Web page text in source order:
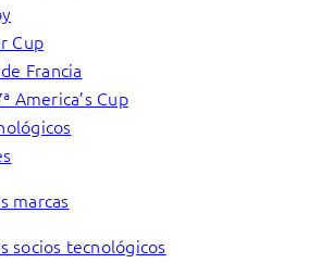
Cup
Francia
America’s Cup
marcas
socios tecnológicos